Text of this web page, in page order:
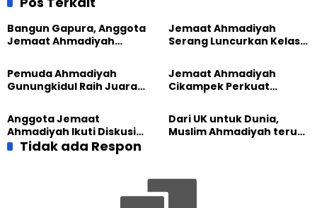
Bangun Gapura, Anggota
Jemaat Ahmadiyah
Sambut HUT RI ke-81
Jemaat Ahmadiyah
Serang Luncurkan Kelas
Generasi Unggul
Pemuda Ahmadiyah
Gunungkidul Raih Juara
Jemaat Ahmadiyah
Cikampek Perkuat
Lewat Pengajian
Gabungan
Anggota Jemaat
Ahmadiyah Ikuti Diskusi
Pluralisme di Yogyakarta
Dari UK untuk Dunia,
Muslim Ahmadiyah terus
Tidak ada Respon